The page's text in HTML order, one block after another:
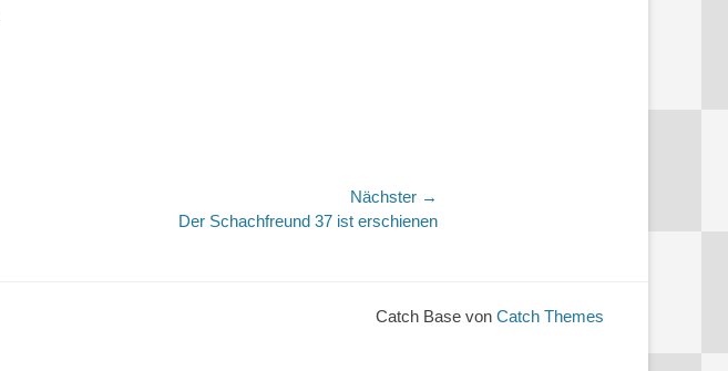
Nächster →
Der Schachfreund 37 ist erschienen
Catch Base von Catch Themes